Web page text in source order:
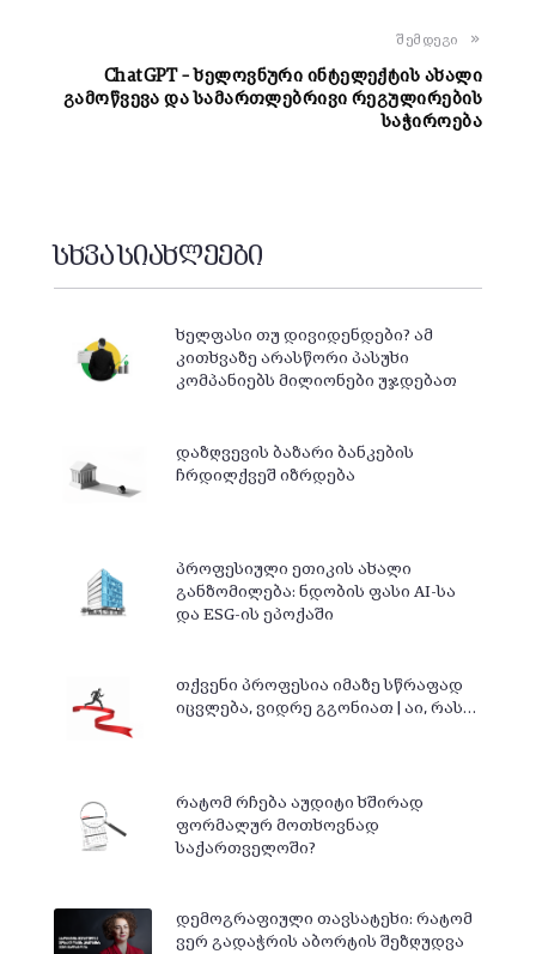
შემდეგი
ChatGPT – ხელოვნური ინტელექტის ახალი
გამოწვევა და სამართლებრივი რეგულირების
საჭიროება
სხვა სიახლეები
ხელფასი თუ დივიდენდები? ამ
კითხვაზე არასწორი პასუხი
კომპანიებს მილიონები უჯდებათ
დაზღვევის ბაზარი ბანკების
ჩრდილქვეშ იზრდება
პროფესიული ეთიკის ახალი
განზომილება: ნდობის ფასი AI-სა
და ESG-ის ეპოქაში
თქვენი პროფესია იმაზე სწრაფად
იცვლება, ვიდრე გგონიათ | აი, რას…
რატომ რჩება აუდიტი ხშირად
ფორმალურ მოთხოვნად
საქართველოში?
დემოგრაფიული თავსატეხი: რატომ
ვერ გადაჭრის აბორტის შეზღუდვა